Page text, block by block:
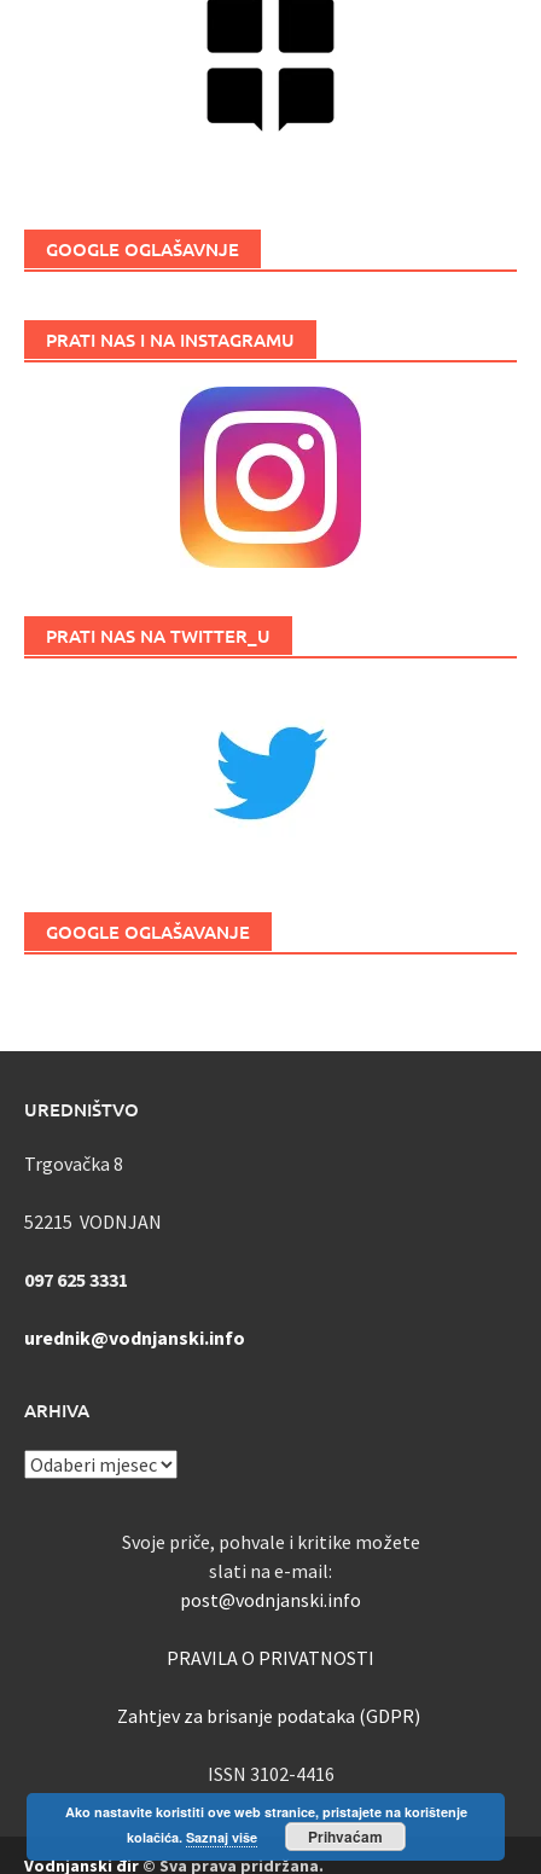
GOOGLE OGLAŠAVNJE
PRATI NAS I NA INSTAGRAMU
PRATI NAS NA TWITTER_U
GOOGLE OGLAŠAVANJE
UREDNIŠTVO
Trgovačka 8
52215 VODNJAN
097 625 3331
urednik@vodnjanski.info
ARHIVA
ARHIVA
Svoje priče, pohvale i kritike možete
slati na e-mail:
post@vodnjanski.info
PRAVILA O PRIVATNOSTI
Zahtjev za brisanje podataka (GDPR)
ISSN 3102-4416
Vodnjanski đir© Sva prava pridržana.
Ako nastavite koristiti ove web stranice, pristajete na korištenje
kolačića. Saznaj više Prihvaćam